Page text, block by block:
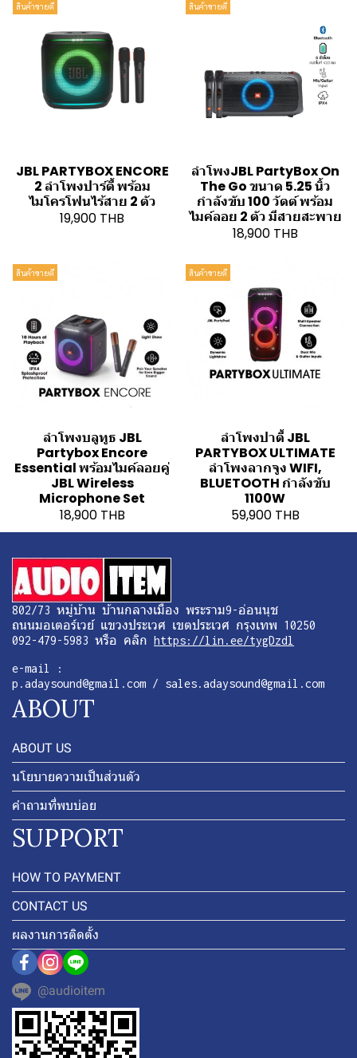
สินค้าขายดี
JBL PARTYBOX ENCORE
2 ลำโพงปาร์ตี้ พร้อม
ไมโครโฟนไร้สาย 2 ตัว
19,900 THB
สินค้าขายดี
ลำโพงJBL PartyBox On
The Go ขนาด 5.25 นิ้ว
กำลังขับ 100 วัตต์ พร้อม
ไมค์ลอย 2 ตัว มีสายสะพาย
18,900 THB
สินค้าขายดี
ลำโพงบลูทูธ JBL
Partybox Encore
Essential พร้อมไมค์ลอยคู่
JBL Wireless
Microphone Set
18,900 THB
สินค้าขายดี
ลำโพงปาตี้ JBL
PARTYBOX ULTIMATE
ลำโพงลากจูง WIFI,
BLUETOOTH กำลังขับ
1100W
59,900 THB
802/73 หมู่บ้าน บ้านกลางเมือง พระราม9-อ่อนนุช
ถนนมอเตอร์เวย์ แขวงประเวศ เขตประเวศ กรุงเทพ 10250
092-479-5983 หรือ คลิก https://lin.ee/tygDzdl
e-mail :
p.adaysound@gmail.com / sales.adaysound@gmail.com
ABOUT
ABOUT US
นโยบายความเป็นส่วนตัว
คำถามที่พบบ่อย
SUPPORT
HOW TO PAYMENT
CONTACT US
ผลงานการติดตั้ง
@audioitem